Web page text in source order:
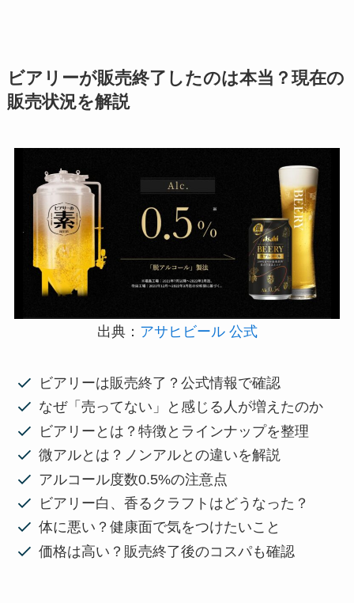
ビアリーが販売終了したのは本当？現在の
販売状況を解説
出典： アサヒビール 公式
ビアリーは販売終了？公式情報で確認
なぜ「売ってない」と感じる人が増えたのか
ビアリーとは？特徴とラインナップを整理
微アルとは？ノンアルとの違いを解説
アルコール度数0.5%の注意点
ビアリー白、香るクラフトはどうなった？
体に悪い？健康面で気をつけたいこと
価格は高い？販売終了後のコスパも確認